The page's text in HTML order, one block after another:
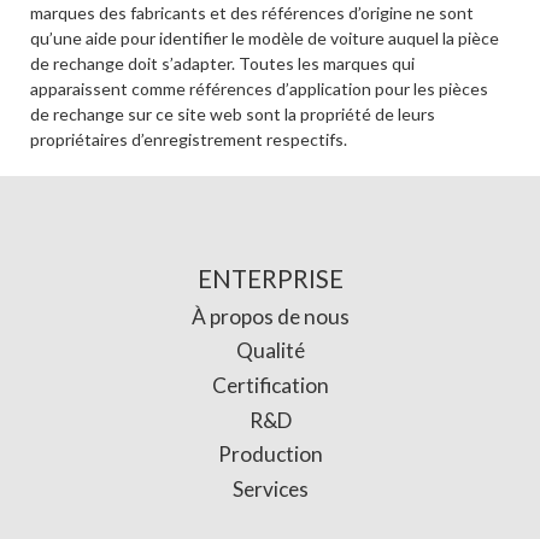
marques des fabricants et des références d’origine ne sont
qu’une aide pour identifier le modèle de voiture auquel la pièce
de rechange doit s’adapter. Toutes les marques qui
apparaissent comme références d’application pour les pièces
de rechange sur ce site web sont la propriété de leurs
propriétaires d’enregistrement respectifs.
ENTERPRISE
À propos de nous
Qualité
Certification
R&D
Production
Services